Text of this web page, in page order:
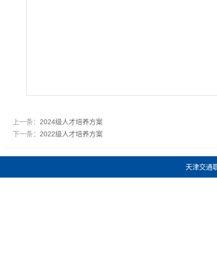
上一条： 2024级人才培养方案
下一条： 2022级人才培养方案
天津交通